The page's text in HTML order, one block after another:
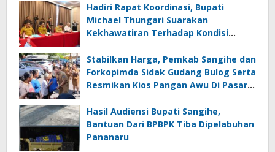
Berkoordinasi
Hadiri Rapat Koordinasi, Bupati
Michael Thungari Suarakan
Kekhawatiran Terhadap Kondisi
Stabilkan Harga, Pemkab Sangihe dan
Forkopimda Sidak Gudang Bulog Serta
Resmikan Kios Pangan Awu Di Pasar
Hasil Audiensi Bupati Sangihe,
Bantuan Dari BPBPK Tiba Dipelabuhan
Pananaru